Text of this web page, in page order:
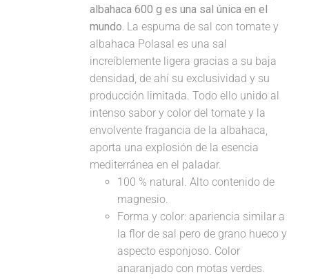
albahaca 600 g es una sal única en el
mundo. La espuma de sal con tomate y
albahaca Polasal es una sal
increíblemente ligera gracias a su baja
densidad, de ahí su exclusividad y su
producción limitada. Todo ello unido al
intenso sabor y color del tomate y la
envolvente fragancia de la albahaca,
aporta una explosión de la esencia
mediterránea en el paladar.
100 % natural. Alto contenido de
magnesio.
Forma y color: apariencia similar a
la flor de sal pero de grano hueco y
aspecto esponjoso. Color
anaranjado con motas verdes.